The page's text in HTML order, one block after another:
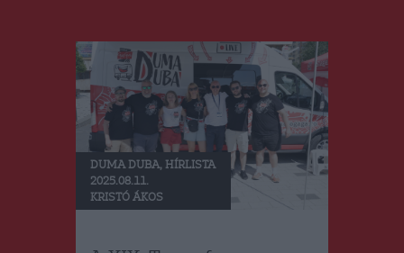
Kapcsolat
RO
DUMA DUBA, HÍRLISTA
2025.08.11.
KRISTÓ ÁKOS